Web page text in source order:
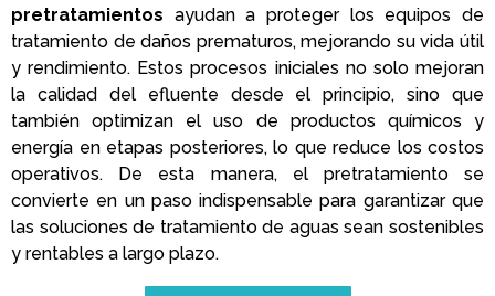
pretratamientos ayudan a proteger los equipos de
tratamiento de daños prematuros, mejorando su vida útil
y rendimiento. Estos procesos iniciales no solo mejoran
la calidad del efluente desde el principio, sino que
también optimizan el uso de productos químicos y
energía en etapas posteriores, lo que reduce los costos
operativos. De esta manera, el pretratamiento se
convierte en un paso indispensable para garantizar que
las soluciones de tratamiento de aguas sean sostenibles
y rentables a largo plazo.